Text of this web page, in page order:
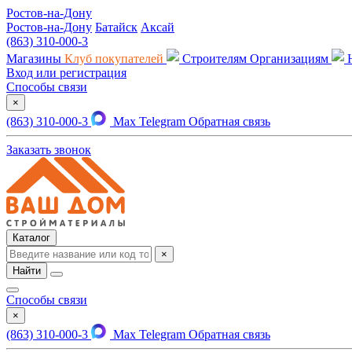
Ростов-на-Дону
Ростов-на-Дону Батайск Аксай
(863) 310-000-3
Магазины Клуб покупателей Строителям Организациям
Вход или регистрация
Способы связи
×
(863) 310-000-3 Max Telegram Обратная связь
Заказать звонок
Каталог
×
Найти
Способы связи
×
(863) 310-000-3 Max Telegram Обратная связь